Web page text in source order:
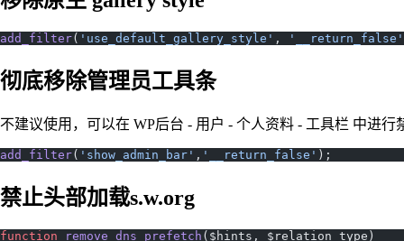
add_filter( 'use_default_gallery_style' , '__return_false'
彻底移除管理员工具条
不建议使用，可以在 WP后台 - 用户 - 个人资料 - 工具栏 中进行
add_filter( 'show_admin_bar' , '__return_false' );
禁止头部加载s.w.org
function remove_dns_prefetch ($hints, $relation_type)